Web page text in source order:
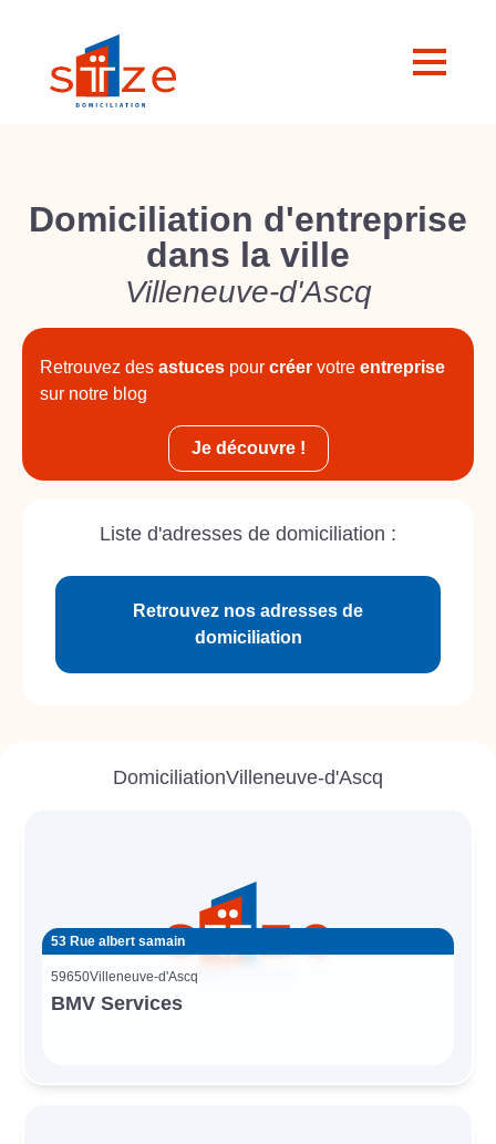
Domiciliation d'entreprise
dans la ville
Villeneuve-d'Ascq
Retrouvez des astuces pour créer votre entreprise
sur notre blog
Je découvre !
Liste d'adresses de domiciliation :
Retrouvez nos adresses de
domiciliation
DomiciliationVilleneuve-d'Ascq
53 Rue albert samain
59650Villeneuve-d'Ascq
BMV Services